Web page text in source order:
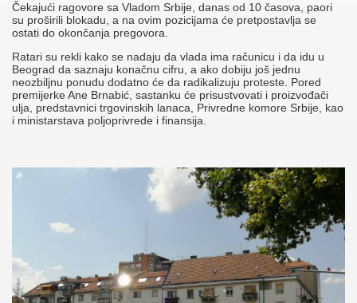
Čekajući ragovore sa Vladom Srbije, danas od 10 časova, paori
su proširili blokadu, a na ovim pozicijama će pretpostavlja se
ostati do okončanja pregovora.
Ratari su rekli kako se nadaju da vlada ima računicu i da idu u
Beograd da saznaju konačnu cifru, a ako dobiju još jednu
neozbiljnu ponudu dodatno će da radikalizuju proteste. Pored
premijerke Ane Brnabić, sastanku će prisustvovati i proizvođači
ulja, predstavnici trgovinskih lanaca, Privredne komore Srbije, kao
i ministarstava poljoprivrede i finansija.